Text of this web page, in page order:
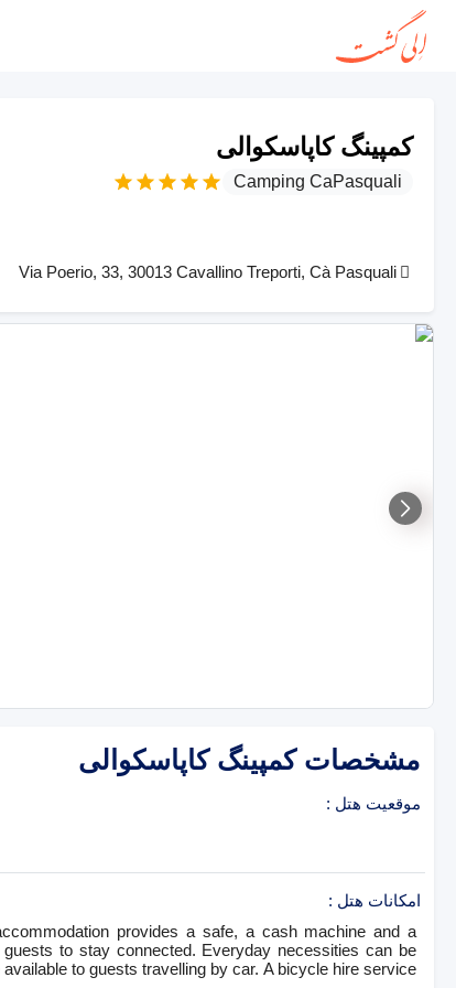
کمپینگ کاپاسکوالی
Camping CaPasquali
Via Poerio, 33, 30013 Cavallino Treporti, Cà Pasquali
مشخصات کمپینگ کاپاسکوالی
موقعیت هتل :
امکانات هتل :
provides a safe, a cash machine and a
to stay connected. Everyday necessities can be
to guests travelling by car. A bicycle hire service